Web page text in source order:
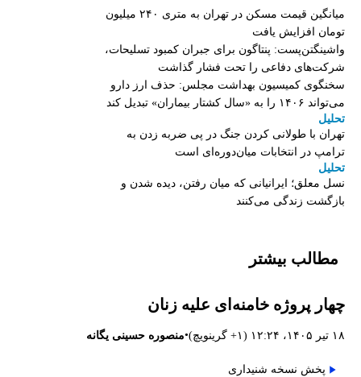
میانگین قیمت مسکن در تهران به متری ۲۴۰ میلیون
تومان افزایش یافت
واشینگتن‌پست: پنتاگون برای جبران کمبود تسلیحات،
شرکت‌های دفاعی را تحت فشار گذاشت
سخنگوی کمیسیون بهداشت مجلس: حذف ارز دارو
می‌تواند ۱۴۰۶ را به «سال کشتار بیماران» تبدیل کند
تحلیل
تهران با طولانی کردن جنگ در پی ضربه زدن به
ترامپ در انتخابات میان‌دوره‌ای است
تحلیل
نسل معلق؛ ایرانیانی که میان رفتن، دیده شدن و
بازگشت زندگی می‌کنند
مطالب بیشتر
چهار پروژه‌ خامنه‌ای علیه زنان
۱۸ تیر ۱۴۰۵، ۱۲:۲۴ (‎+۱ گرینویچ) •منصوره حسینی یگانه
پخش نسخه شنیداری